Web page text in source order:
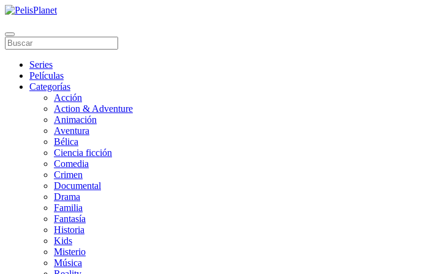
Series
Películas
Categorías
Acción
Action & Adventure
Animación
Aventura
Bélica
Ciencia ficción
Comedia
Crimen
Documental
Drama
Familia
Fantasía
Historia
Kids
Misterio
Música